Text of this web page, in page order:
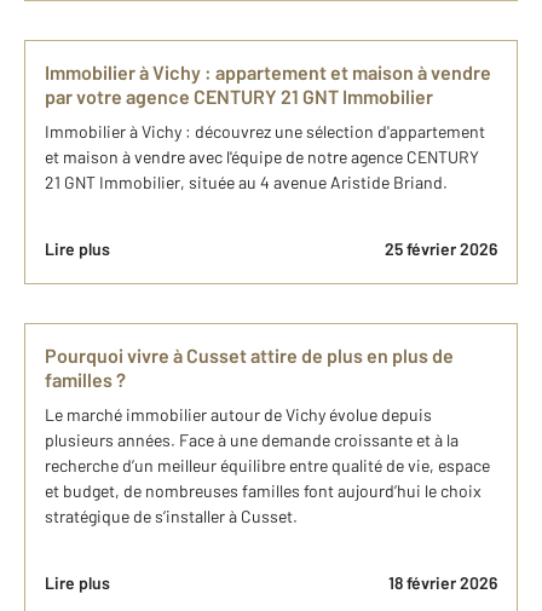
Immobilier à Vichy : appartement et maison à vendre
par votre agence CENTURY 21 GNT Immobilier
Immobilier à Vichy : découvrez une sélection d'appartement
et maison à vendre avec l'équipe de notre agence CENTURY
21 GNT Immobilier, située au 4 avenue Aristide Briand.
Lire plus 25 février 2026
Pourquoi vivre à Cusset attire de plus en plus de
familles ?
Le marché immobilier autour de Vichy évolue depuis
plusieurs années. Face à une demande croissante et à la
recherche d’un meilleur équilibre entre qualité de vie, espace
et budget, de nombreuses familles font aujourd’hui le choix
stratégique de s’installer à Cusset.
Lire plus 18 février 2026